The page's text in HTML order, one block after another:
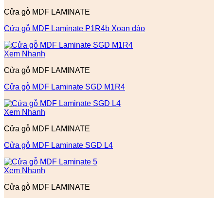
Cửa gỗ MDF LAMINATE
Cửa gỗ MDF Laminate P1R4b Xoan đào
Xem Nhanh
Cửa gỗ MDF LAMINATE
Cửa gỗ MDF Laminate SGD M1R4
Xem Nhanh
Cửa gỗ MDF LAMINATE
Cửa gỗ MDF Laminate SGD L4
Xem Nhanh
Cửa gỗ MDF LAMINATE